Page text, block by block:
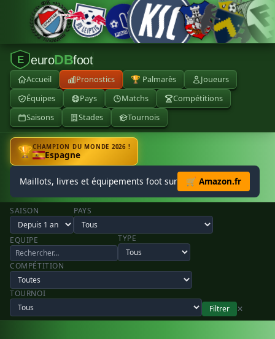
E euroDBfoot
Accueil Pronostics 🏆 Palmarès
Joueurs
Équipes
Pays Matchs
Compétitions
Saisons
Stades Tournois
🏆CHAMPION DU MONDE 2026 !
Espagne
Maillots, livres et équipements foot sur 🛒 Amazon.fr
SAISON PAYS
EQUIPE TYPE
COMPÉTITION
TOURNOI
Filtrer
✕